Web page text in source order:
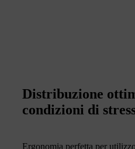
Distribuzione
condizioni di
Ergonomia perfetta per